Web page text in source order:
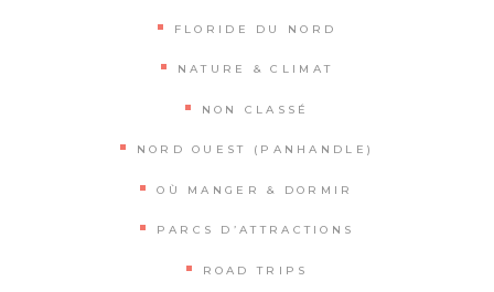
FLORIDE DU NORD
NATURE & CLIMAT
NON CLASSÉ
NORD OUEST (PANHANDLE)
OÙ MANGER & DORMIR
PARCS D’ATTRACTIONS
ROAD TRIPS